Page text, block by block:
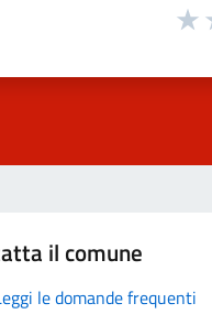
il comune
le domande frequenti